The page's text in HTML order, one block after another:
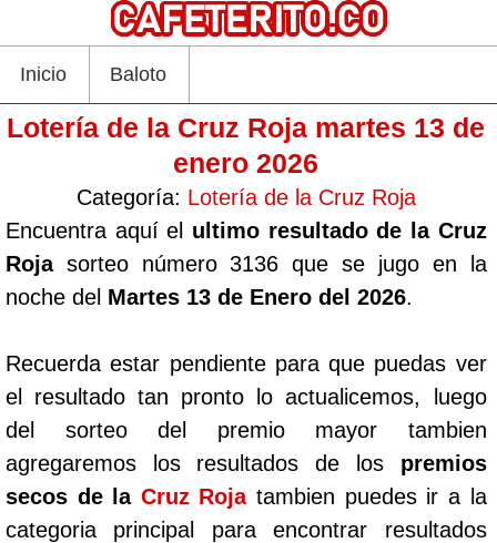
Inicio Baloto
Lotería de la Cruz Roja martes 13 de
enero 2026
Categoría: Lotería de la Cruz Roja
Encuentra aquí el ultimo resultado de la Cruz
Rojasorteo número 3136 que se jugo en la
noche del Martes 13 de Enero del 2026.
Recuerda estar pendiente para que puedas ver
el resultado tan pronto lo actualicemos, luego
del sorteo del premio mayor tambien
agregaremos los resultados de los premios
secos de la Cruz Rojatambien puedes ir a la
categoria principal para encontrar resultados